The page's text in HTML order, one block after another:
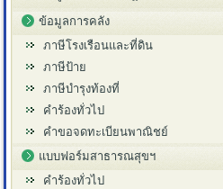
ข้อมูลการคลัง
ภาษีโรงเรือนและที่ดิน
ภาษีป้าย
ภาษีบำรุงท้องที่
คำร้องทั่วไป
คำขอจดทะเบียนพาณิชย์
แบบฟอร์มสาธารณสุขฯ
คำร้องทั่วไป